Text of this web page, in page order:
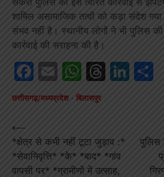
शामिल असामाजिक तत्वों को कड़ा संदेश
संभव नहीं है। स्थानीय लोगों ने भी पुलिस की
कार्रवाई की सराहना की है।
Facebook
EmailWhatsApp
छत्तीसगढ़/मध्यप्रदेश बिलासपुर
Post
navigation
⟵
*क्षेत्र से कभी नहीं टूटा जुड़ाव :*
*सेवानिवृत्ति* *के* *बाद* *गांव
वापसी पर* *ग्रामीणों में उत्साह,
पुलिस